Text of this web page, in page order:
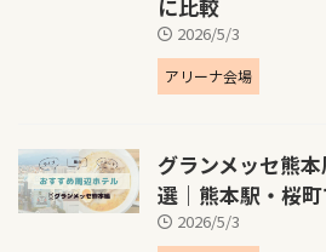
に比較
2026/5/3
アリーナ会場
グランメッセ熊
選｜熊本駅・桜
2026/5/3